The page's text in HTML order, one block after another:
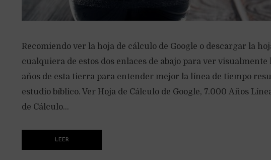
Recomiendo ver la hoja de cálculo de Google o descargar la
cualquiera de estos dos enlaces de abajo para ver
años de esta tierra para entender mejor la línea de tiempo
estudio bíblico. Ver Hoja de Cálculo de Google, 7.000 Años
de Cálculo...
LEER